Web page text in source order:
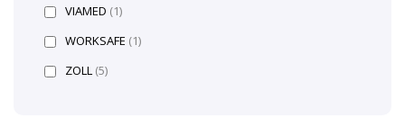
VIAMED (1)
WORKSAFE (1)
ZOLL (5)